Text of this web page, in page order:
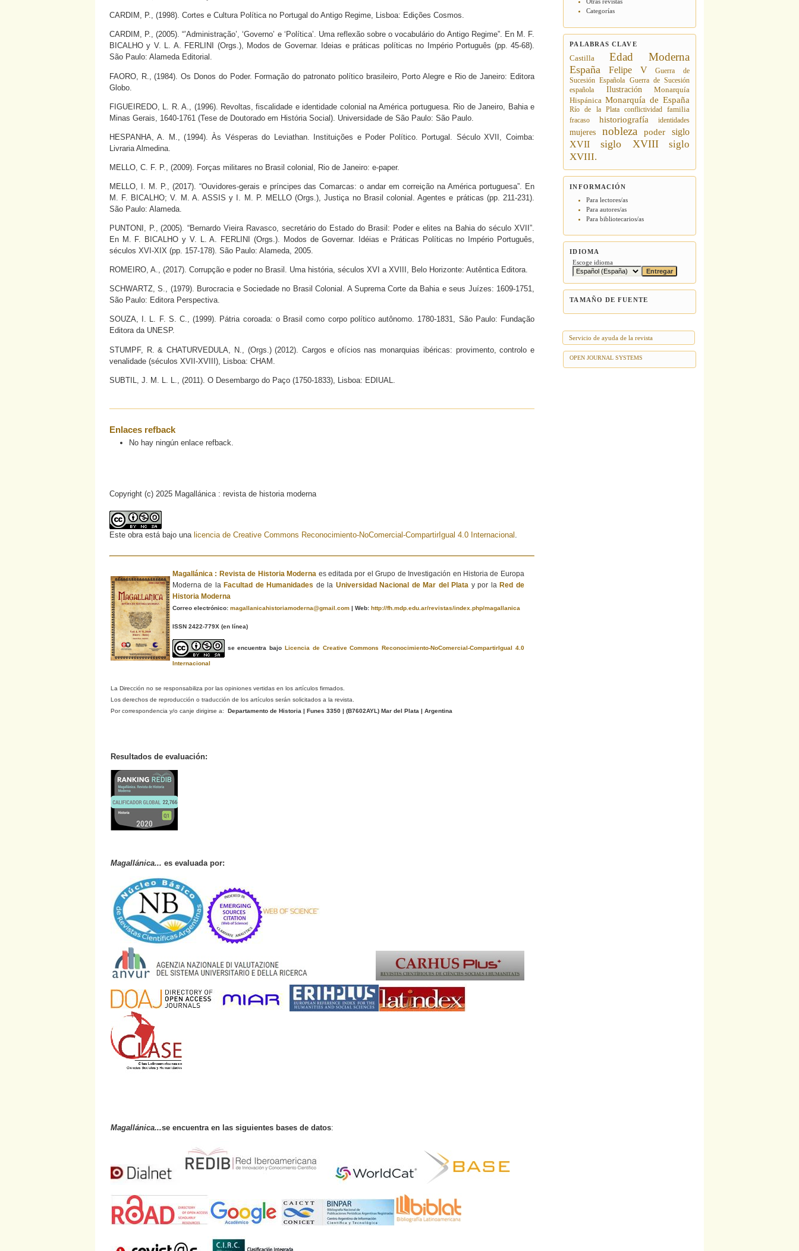
Otras revistas
Categorías
PALABRAS CLAVE
Castilla Edad Moderna
España Felipe V
Guerra de
Sucesión Española Guerra de Sucesión
española
Ilustración
Monarquía
Hispánica Monarquía de España
Río de la Plata conflictividad familia
fracaso
historiografía identidades
mujeres nobleza poder
siglo
XVII
siglo XVIII
siglo
XVIII.
INFORMACIÓN
Para lectores/as
Para autores/as
Para bibliotecarios/as
IDIOMA
Escoge idioma
TAMAÑO DE FUENTE
Servicio de ayuda de la revista
OPEN JOURNAL SYSTEMS
CARDIM, P., (1998). Cortes e Cultura Política no Portugal do Antigo Regime, Lisboa: Edições Cosmos.
CARDIM, P., (2005). “’Administração’, ‘Governo’ e ‘Política’. Uma reflexão sobre o vocabulário do Antigo Regime”. En M. F.
BICALHO y V. L. A. FERLINI (Orgs.), Modos de Governar. Ideias e práticas políticas no Império Português (pp. 45-68).
São Paulo: Alameda Editorial.
FAORO, R., (1984). Os Donos do Poder. Formação do patronato político brasileiro, Porto Alegre e Rio de Janeiro: Editora
Globo.
FIGUEIREDO, L. R. A., (1996). Revoltas, fiscalidade e identidade colonial na América portuguesa. Rio de Janeiro, Bahia e
Minas Gerais, 1640-1761 (Tese de Doutorado em História Social). Universidade de São Paulo: São Paulo.
HESPANHA, A. M., (1994). Às Vésperas do Leviathan. Instituições e Poder Político. Portugal. Século XVII, Coimba:
Livraria Almedina.
MELLO, C. F. P., (2009). Forças militares no Brasil colonial, Rio de Janeiro: e-paper.
MELLO, I. M. P., (2017). “Ouvidores-gerais e príncipes das Comarcas: o andar em correição na América portuguesa”. En
M. F. BICALHO; V. M. A. ASSIS y I. M. P. MELLO (Orgs.), Justiça no Brasil colonial. Agentes e práticas (pp. 211-231).
São Paulo: Alameda.
PUNTONI, P., (2005). “Bernardo Vieira Ravasco, secretário do Estado do Brasil: Poder e elites na Bahia do século XVII”.
En M. F. BICALHO y V. L. A. FERLINI (Orgs.). Modos de Governar. Idéias e Práticas Políticas no Império Português,
séculos XVI-XIX (pp. 157-178). São Paulo: Alameda, 2005.
ROMEIRO, A., (2017). Corrupção e poder no Brasil. Uma história, séculos XVI a XVIII, Belo Horizonte: Autêntica Editora.
SCHWARTZ, S., (1979). Burocracia e Sociedade no Brasil Colonial. A Suprema Corte da Bahia e seus Juízes: 1609-1751,
São Paulo: Editora Perspectiva.
SOUZA, I. L. F. S. C., (1999). Pátria coroada: o Brasil como corpo político autônomo. 1780-1831, São Paulo: Fundação
Editora da UNESP.
STUMPF, R. & CHATURVEDULA, N., (Orgs.) (2012). Cargos e ofícios nas monarquias ibéricas: provimento, controlo e
venalidade (séculos XVII-XVIII), Lisboa: CHAM.
SUBTIL, J. M. L. L., (2011). O Desembargo do Paço (1750-1833), Lisboa: EDIUAL.
Enlaces refback
No hay ningún enlace refback.
Copyright (c) 2025 Magallánica : revista de historia moderna
Este obra está bajo una licencia de Creative Commons Reconocimiento-NoComercial-CompartirIgual 4.0 Internacional
Magallánica : Revista de Historia Moderna es editada por el Grupo de Investigación en Historia de Europa
Moderna de la Facultad de Humanidades de la Universidad Nacional de Mar del Plata y por la Red de
Historia Moderna
Correo electrónico: magallanicahistoriamoderna@gmail.com| Web: http://fh.mdp.edu.ar/revistas/index.php/magallanica
ISSN 2422-779X (en línea)
se encuentra bajo Licencia de Creative Commons Reconocimiento-NoComercial-CompartirIgual 4.0
Internacional
La Dirección no se responsabiliza por las opiniones vertidas en los artículos firmados.
Los derechos de reproducción o traducción de los artículos serán solicitados a la revista.
Por correspondencia y/o canje dirigirse a: Departamento de Historia | Funes 3350 | (B7602AYL ) Mar del Plata | Argentina
Resultados de evaluación:
Magallánica... es evaluada por:
Magallánica...se encuentra en las siguientes bases de datos: